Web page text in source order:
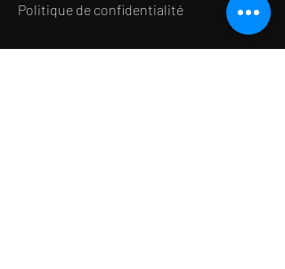
Politique de confidentialité